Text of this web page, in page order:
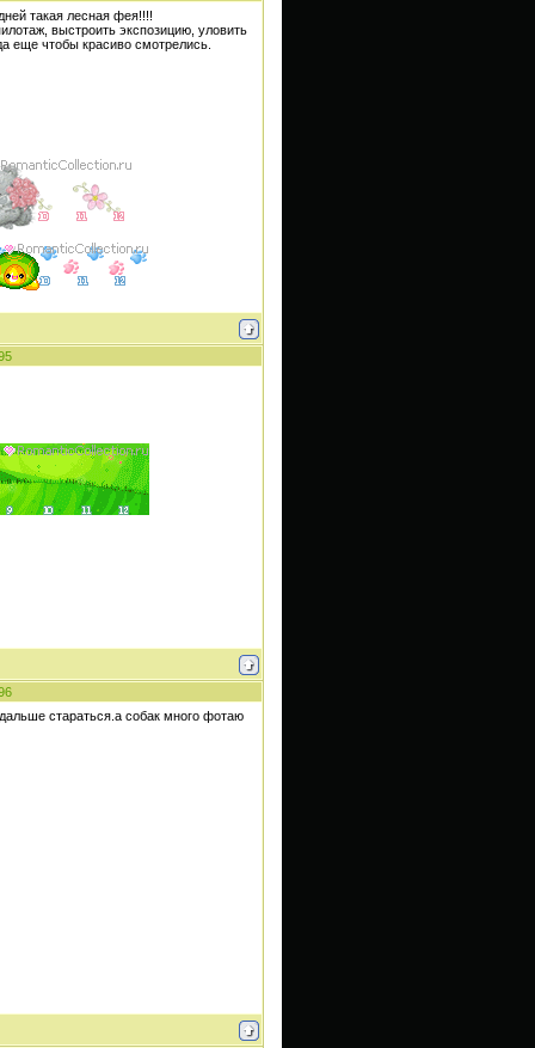
такая лесная фея!!!!
выстроить экспозицию, уловить
еще чтобы красиво смотрелись.
стараться.а собак много фотаю